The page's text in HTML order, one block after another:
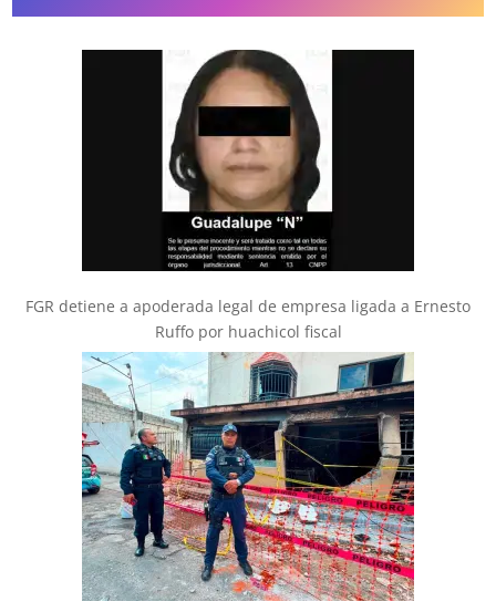
FGR detiene a apoderada legal de empresa ligada a Ernesto
Ruffo por huachicol fiscal